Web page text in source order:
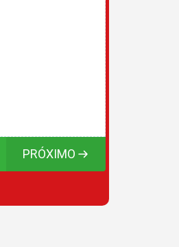
PRÓXIMO